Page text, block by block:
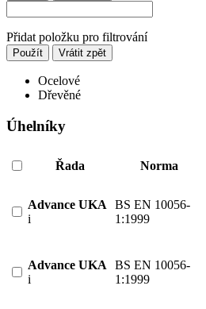
Přidat položku pro filtrování
Použít Vrátit zpět
Ocelové
Dřevěné
Úhelníky
Řada Norma
Advance UKA
i
BS EN 10056-
1:1999
Advance UKA
i
BS EN 10056-
1:1999